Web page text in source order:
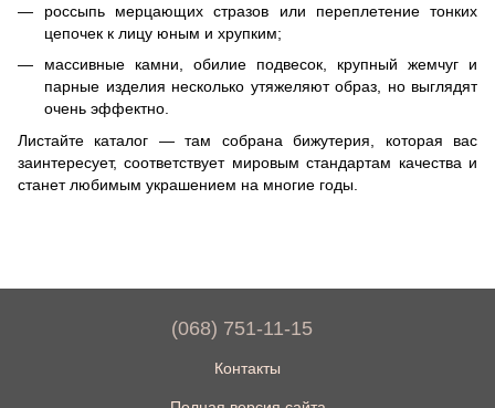
россыпь мерцающих стразов или переплетение тонких
цепочек к лицу юным и хрупким;
массивные камни, обилие подвесок, крупный жемчуг и
парные изделия несколько утяжеляют образ, но выглядят
очень эффектно.
Листайте каталог — там собрана бижутерия, которая вас
заинтересует, соответствует мировым стандартам качества и
станет любимым украшением на многие годы.
(068) 751-11-15
Контакты